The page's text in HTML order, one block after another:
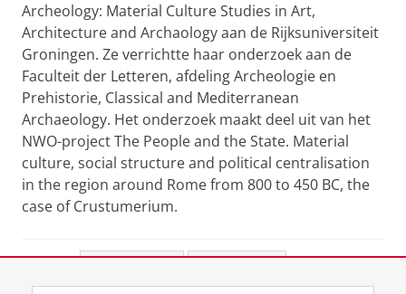
Archeology: Material Culture Studies in Art,
Architecture and Archaology aan de Rijksuniversiteit
Groningen. Ze verrichtte haar onderzoek aan de
Faculteit der Letteren, afdeling Archeologie en
Prehistorie, Classical and Mediterranean
Archaeology. Het onderzoek maakt deel uit van het
NWO-project The People and the State. Material
culture, social structure and political centralisation
in the region around Rome from 800 to 450 BC, the
case of Crustumerium.